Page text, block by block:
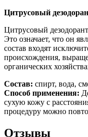
Цитрусовый
Цитрусовый
Это означает, что он
состав входят
происхождения,
органических
Состав: cпирт, вода,
Способ применения:
сухую кожу с
процедуру можно
Отзывы